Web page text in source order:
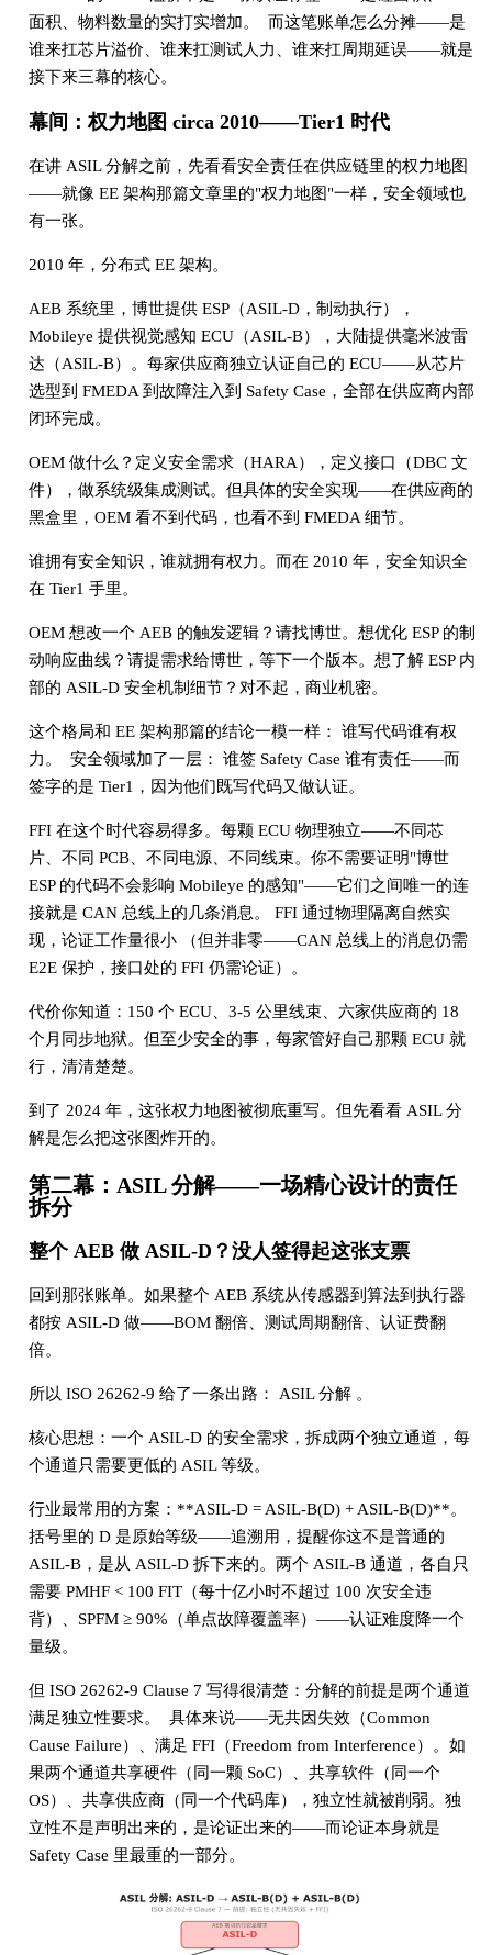
面积、物料数量的实打实增加。 而这笔账单怎么分摊——是
谁来扛芯片溢价、谁来扛测试人力、谁来扛周期延误——就是
接下来三幕的核心。
幕间：权力地图 circa 2010——Tier1 时代
在讲 ASIL 分解之前，先看看安全责任在供应链里的权力地图
——就像 EE 架构那篇文章里的"权力地图"一样，安全领域也
有一张。
2010 年，分布式 EE 架构。
AEB 系统里，博世提供 ESP（ASIL-D，制动执行），
Mobileye 提供视觉感知 ECU（ASIL-B），大陆提供毫米波雷
达（ASIL-B）。每家供应商独立认证自己的 ECU——从芯片
选型到 FMEDA 到故障注入到 Safety Case，全部在供应商内部
闭环完成。
OEM 做什么？定义安全需求（HARA），定义接口（DBC 文
件），做系统级集成测试。但具体的安全实现——在供应商的
黑盒里，OEM 看不到代码，也看不到 FMEDA 细节。
谁拥有安全知识，谁就拥有权力。而在 2010 年，安全知识全
在 Tier1 手里。
OEM 想改一个 AEB 的触发逻辑？请找博世。想优化 ESP 的制
动响应曲线？请提需求给博世，等下一个版本。想了解 ESP 内
部的 ASIL-D 安全机制细节？对不起，商业机密。
这个格局和 EE 架构那篇的结论一模一样： 谁写代码谁有权
力。 安全领域加了一层： 谁签 Safety Case 谁有责任——而
签字的是 Tier1，因为他们既写代码又做认证。
FFI 在这个时代容易得多。每颗 ECU 物理独立——不同芯
片、不同 PCB、不同电源、不同线束。你不需要证明"博世
ESP 的代码不会影响 Mobileye 的感知"——它们之间唯一的连
接就是 CAN 总线上的几条消息。 FFI 通过物理隔离自然实
现，论证工作量很小 （但并非零——CAN 总线上的消息仍需
E2E 保护，接口处的 FFI 仍需论证）。
代价你知道：150 个 ECU、3-5 公里线束、六家供应商的 18
个月同步地狱。但至少安全的事，每家管好自己那颗 ECU 就
行，清清楚楚。
到了 2024 年，这张权力地图被彻底重写。但先看看 ASIL 分
解是怎么把这张图炸开的。
第二幕：ASIL 分解——一场精心设计的责任
拆分
整个 AEB 做 ASIL-D？没人签得起这张支票
回到那张账单。如果整个 AEB 系统从传感器到算法到执行器
都按 ASIL-D 做——BOM 翻倍、测试周期翻倍、认证费翻
倍。
所以 ISO 26262-9 给了一条出路： ASIL 分解 。
核心思想：一个 ASIL-D 的安全需求，拆成两个独立通道，每
个通道只需要更低的 ASIL 等级。
行业最常用的方案：**ASIL-D = ASIL-B(D) + ASIL-B(D)**。
括号里的 D 是原始等级——追溯用，提醒你这不是普通的
ASIL-B，是从 ASIL-D 拆下来的。两个 ASIL-B 通道，各自只
需要 PMHF < 100 FIT（每十亿小时不超过 100 次安全违
背）、SPFM ≥ 90%（单点故障覆盖率）——认证难度降一个
量级。
但 ISO 26262-9 Clause 7 写得很清楚：分解的前提是两个通道
满足独立性要求。 具体来说——无共因失效（Common
Cause Failure）、满足 FFI（Freedom from Interference）。如
果两个通道共享硬件（同一颗 SoC）、共享软件（同一个
OS）、共享供应商（同一个代码库），独立性就被削弱。独
立性不是声明出来的，是论证出来的——而论证本身就是
Safety Case 里最重的一部分。